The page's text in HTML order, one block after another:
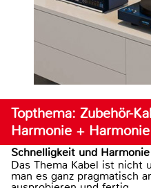
Topthema: Zubehör-
Harmonie +
Schnelligkeit und Harmonie
Das Thema Kabel ist nicht
man es ganz pragmatisch